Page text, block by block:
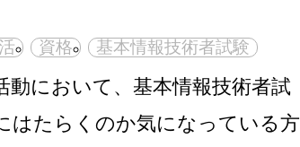
資格 基本情報技術者試験
動において、基本情報技術者試
はたらくのか気になっている方